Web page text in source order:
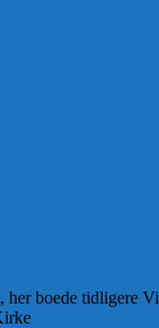
boede tidligere